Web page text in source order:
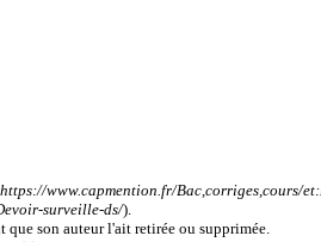
https://www.capmention.fr/Bac,corriges,cours/
surveille-ds/).
son auteur l'ait retirée ou supprimée.